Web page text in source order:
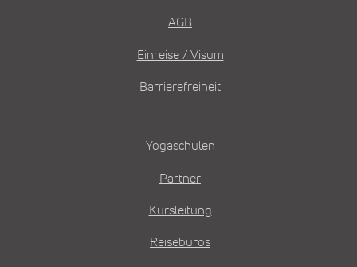
AGB
Einreise / Visum
Barrierefreiheit
Yogaschulen
Partner
Kursleitung
Reisebüros